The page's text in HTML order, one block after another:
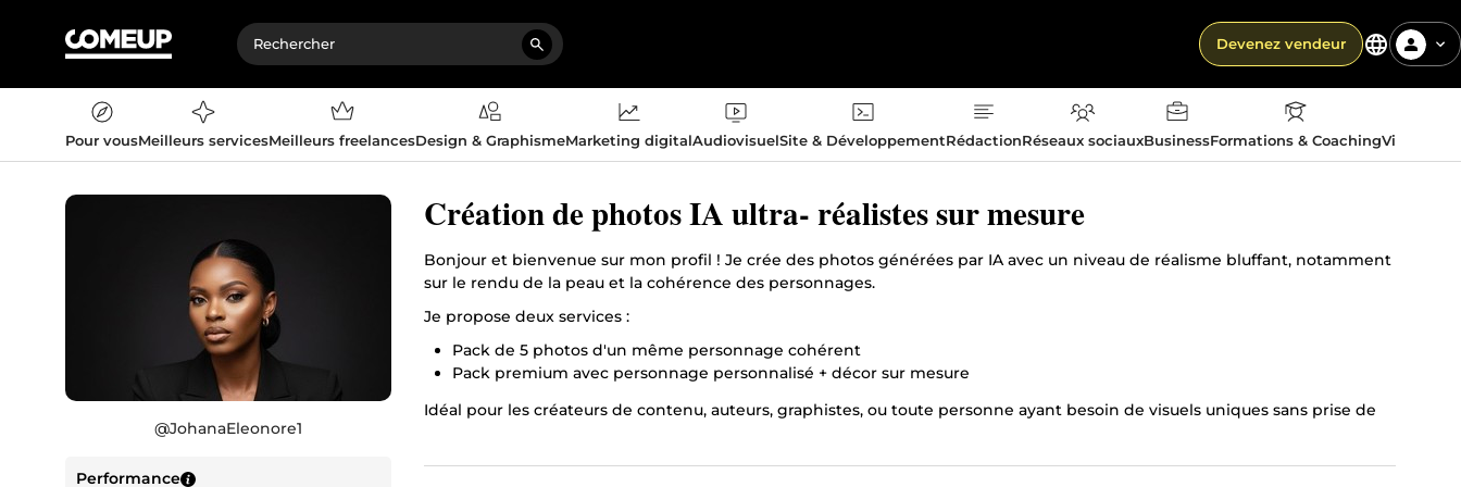
Devenez vendeur
Pour vousMeilleurs servicesMeilleurs freelancesDesign & GraphismeMarketing digitalAudiovisuelSite & DéveloppementRédactionRéseaux sociauxBusinessFormations & CoachingVie
@JohanaEleonore1
Performance
Création de photos IA ultra- réalistes sur mesure
Bonjour et bienvenue sur mon profil ! Je crée des photos générées par IA avec un niveau de réalisme bluffant, notamment
sur le rendu de la peau et la cohérence des personnages.
Je propose deux services :
Pack de 5 photos d'un même personnage cohérent
Pack premium avec personnage personnalisé + décor sur mesure
Idéal pour les créateurs de contenu, auteurs, graphistes, ou toute personne ayant besoin de visuels uniques sans prise de
N'hésitez pas à me contacter avant de commander !